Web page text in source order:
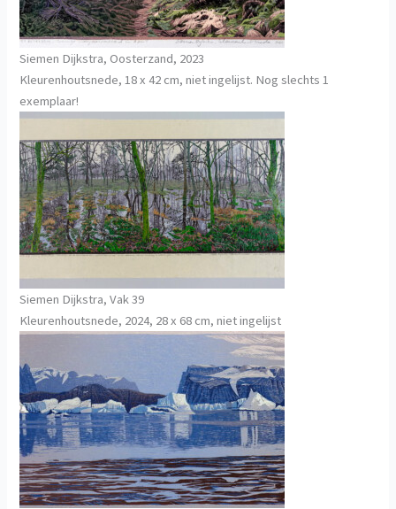
Siemen Dijkstra, Oosterzand, 2023
Kleurenhoutsnede, 18 x 42 cm, niet ingelijst. Nog slechts 1
exemplaar!
Siemen Dijkstra, Vak 39
Kleurenhoutsnede, 2024, 28 x 68 cm, niet ingelijst